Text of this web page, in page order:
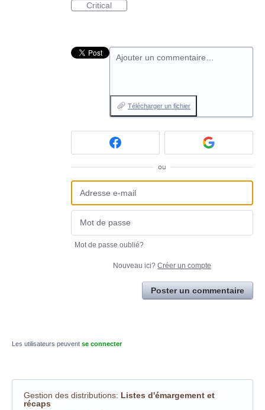
Critical
Ajouter un commentaire…
Télécharger un fichier
ou
Mot de passe oublié?
Nouveau ici? Créer un compte
Poster un commentaire
Les utilisateurs peuvent se connecter
Gestion des distributions: Listes d'émargement et
récaps